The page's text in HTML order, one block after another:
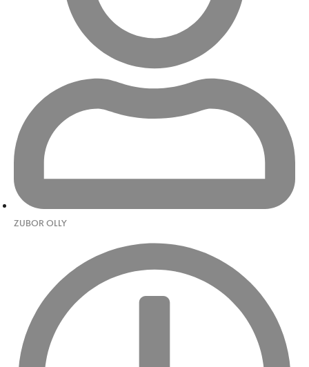
ZUBOR OLLY